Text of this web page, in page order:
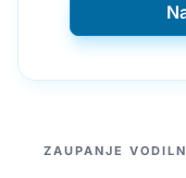
NAŠI PARTNERJI
ZAUPANJE